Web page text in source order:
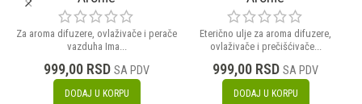
Za aroma difuzere, ovlaživače i perače
vazduha Ima...
999,00 RSD SA PDV
DODAJ U KORPU
Eterično ulje za aroma difuzere,
ovlaživače i prečišćivače...
999,00 RSD SA PDV
DODAJ U KORPU